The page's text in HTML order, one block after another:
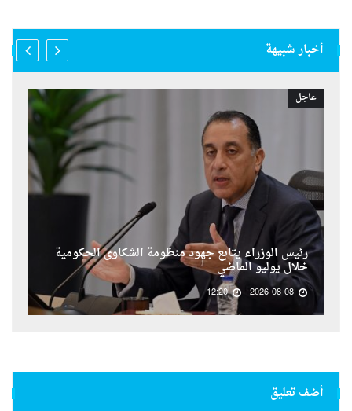
أخبار شبيهة
عاجل
رئيس الوزراء يتابع جهود منظومة الشكاوى الحكومية
خلال يوليو الماضي
2026-08-08
12:20
أضف تعليق